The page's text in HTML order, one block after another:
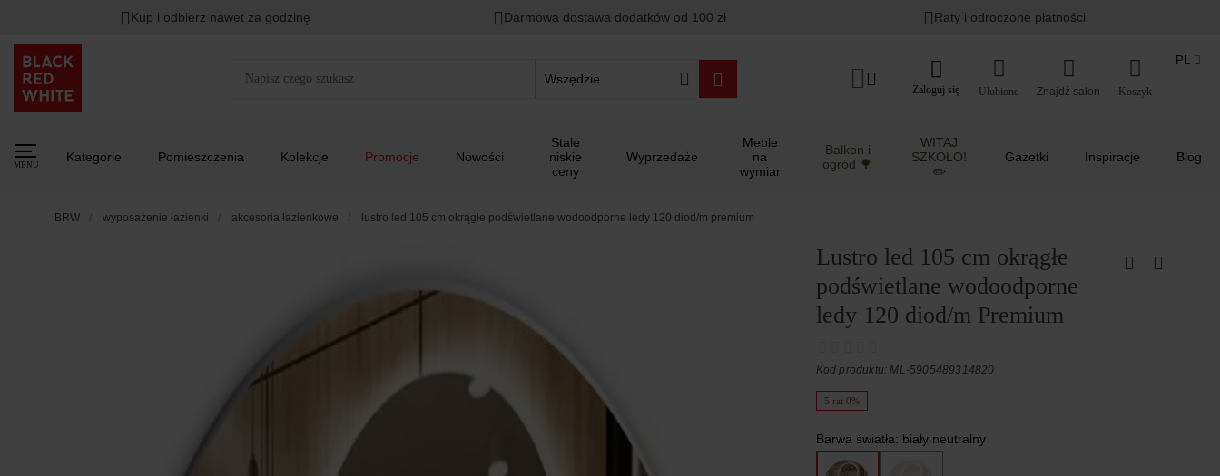
Kup i odbierz nawet za godzinę Darmowa dostawa dodatków od 100 zł Raty i odroczone płatności
Wszędzie
Zaloguj się Ulubione Koszyk
PL
MENU
Kategorie Pomieszczenia Kolekcje Promocje Nowości
Stale
niskie
ceny
Wyprzedaże
Meble
na
wymiar
Balkon i
ogród 🌳
WITAJ
SZKOŁO!
✏️
Gazetki Inspiracje Blog
BRW wyposażenie łazienki akcesoria łazienkowe lustro led 105 cm okrągłe podświetlane wodoodporne ledy 120 diod/m premium
Lustro led 105 cm okrągłe
podświetlane wodoodporne
ledy 120 diod/m Premium
Kod produktu: ML-5905489314820
5 rat 0%
Barwa światła: biały neutralny